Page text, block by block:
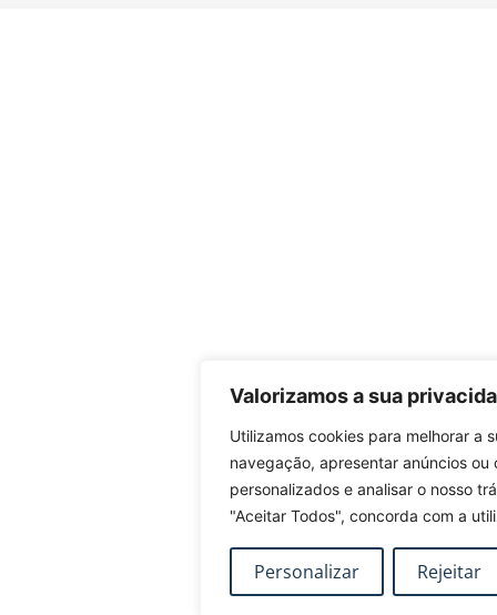
Valorizamos a sua
Utilizamos cookies para melhorar a
navegação, apresentar anúncios ou
personalizados e analisar o nosso
"Aceitar Todos", concorda com a
Personalizar Rejeitar